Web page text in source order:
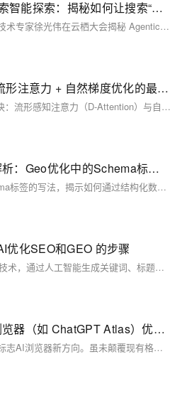
【2025云栖大会】AI 搜索智能探索：揭秘如何让搜索“有大脑”
2025云栖大会上，阿里云高级技术专家徐光伟在云栖大会揭秘 Agentic Search 技术，涵盖低维向量模型、多模态检索、NL2SQL及DeepSearch/Research智能体系统。未来，“AI搜索已从‘信息匹配’迈向‘智能决策’，阿里云将持续通过技术创新与产品化能力，为企业构建下一代智能信息获取系统。”
用数学重构 AI的设想：流形注意力 + 自然梯度优化的最小可行落地
本文提出两个数学驱动的AI模块：流形感知注意力（D-Attention）与自然梯度优化器（NGD-Opt）。前者基于热核偏置，在局部邻域引入流形结构，降低计算开销；后者在黎曼流形上进行二阶优化，仅对线性层低频更新前置条件。二者均提供可复现代码与验证路径，兼顾性能与工程可行性，助力几何感知的模型设计与训练。
【Geo专家于磊】深度解析：Geo优化中的Schema标签，如何让你的内容在AI时代脱颖而出？
微笑老师详解Geo优化中Schema标签的写法，揭示如何通过结构化数据提升AI时代下的内容可见性。从选择类型、填写关键属性到JSON-LD格式应用与测试验证，全面掌握Geo优化核心技巧，助力本地商家在搜索结果中脱颖而出。（238字）
优化SEO和GEO 的步骤
AISEO是AI与SEO结合的优化技术，通过人工智能生成关键词、标题、内容等，提升网站排名。它支持多语言、自动化创作，并利用高权重平台发布内容，让AI搜索更易抓取引用，实现品牌曝光与流量增长。
PHP 程序员如何为 AI 浏览器（如 ChatGPT Atlas）优化网站
OpenAI推出ChatGPT Atlas，标志AI浏览器新方向。虽未颠覆现有格局，但为开发者带来新机遇。PHP建站者需关注AI爬虫抓取特性，优化技术结构（如SSR、Schema标记）、提升内容可读性与语义清晰度，并考虑未来agent调用能力。通过robots.txt授权、结构化数据、内容集群与性能优化，提升网站在AI搜索中的可见性与引用机会，提前布局AI驱动的流量新格局。